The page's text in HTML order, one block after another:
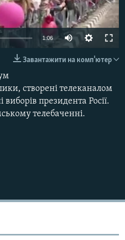
1:06
Завантажити на комп'ютер
створені телеканалом
президента Росії.
телебаченні.